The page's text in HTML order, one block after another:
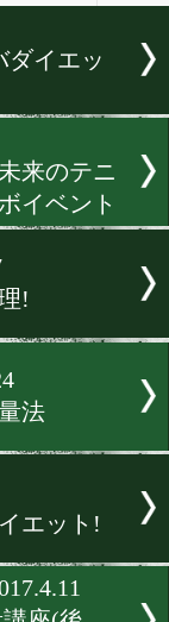
ース
モバダイ
大が未来の
コラボイベ
康管理!
減量法